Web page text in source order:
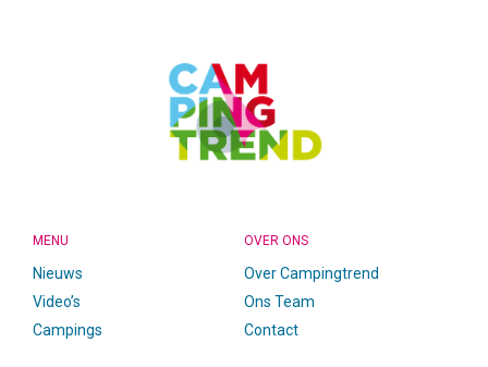
MENU
Nieuws
Video’s
Campings
OVER ONS
Over Campingtrend
Ons Team
Contact